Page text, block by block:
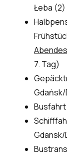
Łeba (2)
7. Tag)
Gdańsk/
Busfahrt
Gdansk/